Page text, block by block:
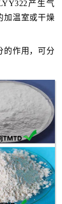
产生气
加温室或干燥
的作用，可分